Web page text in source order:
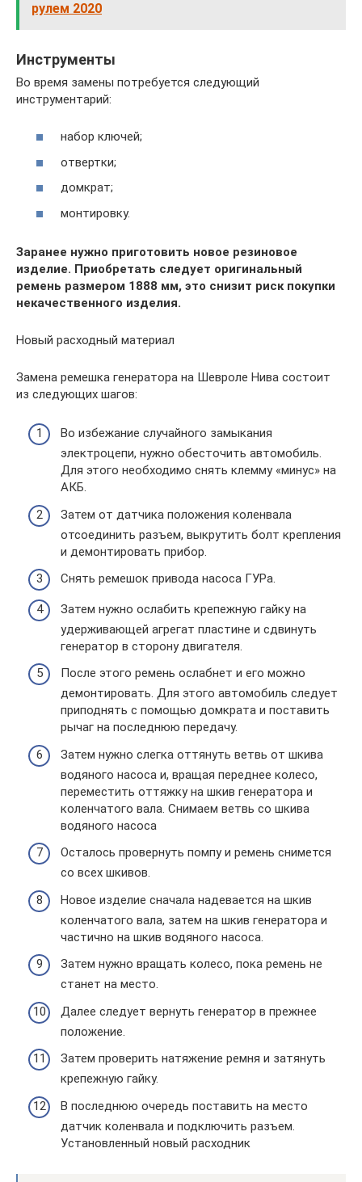
рулем 2020
Инструменты
Во время замены потребуется следующий
инструментарий:
набор ключей;
отвертки;
домкрат;
монтировку.
Заранее нужно приготовить новое резиновое
изделие. Приобретать следует оригинальный
ремень размером 1888 мм, это снизит риск покупки
некачественного изделия.
Новый расходный материал
Замена ремешка генератора на Шевроле Нива состоит
из следующих шагов:
Во избежание случайного замыкания
электроцепи, нужно обесточить автомобиль.
Для этого необходимо снять клемму «минус» на
АКБ.
Затем от датчика положения коленвала
отсоединить разъем, выкрутить болт крепления
и демонтировать прибор.
Снять ремешок привода насоса ГУРа.
Затем нужно ослабить крепежную гайку на
удерживающей агрегат пластине и сдвинуть
генератор в сторону двигателя.
После этого ремень ослабнет и его можно
демонтировать. Для этого автомобиль следует
приподнять с помощью домкрата и поставить
рычаг на последнюю передачу.
Затем нужно слегка оттянуть ветвь от шкива
водяного насоса и, вращая переднее колесо,
переместить оттяжку на шкив генератора и
коленчатого вала. Снимаем ветвь со шкива
водяного насоса
Осталось провернуть помпу и ремень снимется
со всех шкивов.
Новое изделие сначала надевается на шкив
коленчатого вала, затем на шкив генератора и
частично на шкив водяного насоса.
Затем нужно вращать колесо, пока ремень не
станет на место.
Далее следует вернуть генератор в прежнее
положение.
Затем проверить натяжение ремня и затянуть
крепежную гайку.
В последнюю очередь поставить на место
датчик коленвала и подключить разъем.
Установленный новый расходник